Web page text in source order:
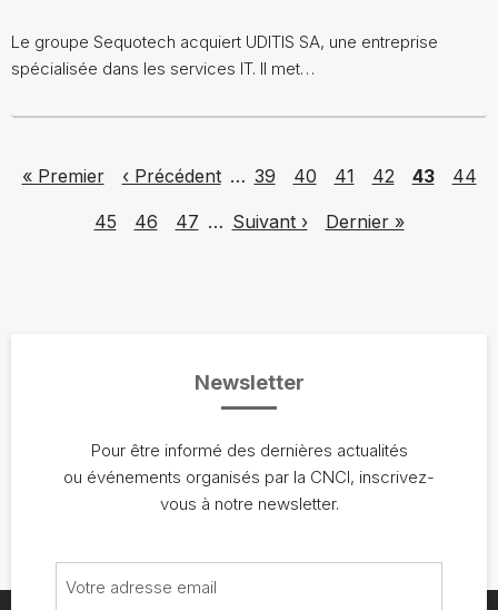
Le groupe Sequotech acquiert UDITIS SA, une entreprise
spécialisée dans les services IT. Il met…
First page
« Premier Previous page
‹ Précédent … Page
39 Page
40 Page
41 Page
42 Page
43 Page
44
Page
45 Page
46 Page
47 … Next page
Suivant › Last page
Dernier »
Newsletter
Pour être informé des dernières actualités
ou événements organisés par la CNCI, inscrivez-
vous à notre newsletter.